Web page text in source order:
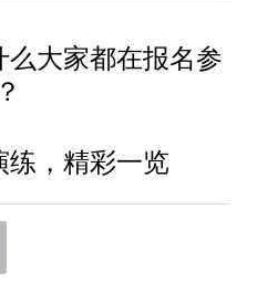
大家都在报名参
，精彩一览